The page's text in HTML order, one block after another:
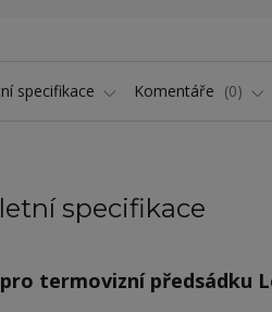
specifikace Komentáře 0
specifikace
termovizní předsádku